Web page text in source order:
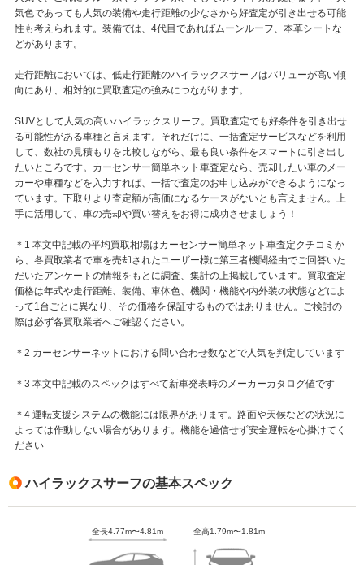
気色であっても人気の装備や走行距離の少なさから好査定が引き出せる可能
性も考えられます。装備では、4代目であればムーンルーフ、本革シートな
どがあります。
走行距離においては、低走行距離のハイラックスサーフはバリューが高い傾
向にあり、相対的に買取査定の強みにつながります。
SUVとして人気の高いハイラックスサーフ。買取査定でも好条件を引き出せ
る可能性がある車種と言えます。それだけに、一括査定サービスなどを利用
して、数社の見積もりを比較しながら、最も良い条件をスマートに引き出し
たいところです。カーセンサー簡単ネット車査定なら、売却したい車のメー
カーや車種などを入力すれば、一括で査定のお申し込みができるようになっ
ています。下取りより査定額が高価になるケースがないとも言えません。上
手に活用して、車の売却や買い替えをお得に成功させましょう！
＊1 本文中記載の平均買取相場はカーセンサー簡単ネット車査定クチコミか
ら、各買取業者で車を売却されたユーザー様に第三者機関経由でご回答いた
だいたアンケートの情報をもとに調査、集計の上掲載しています。買取査定
価格は年式や走行距離、装備、車体色、機関・機能や内外装の状態などによ
って1台ごとに異なり、その価格を保証するものではありません。ご検討の
際は必ず各買取業者へご確認ください。
＊2 カーセンサーネットにおける問い合わせ数などで人気を判定しています
＊3 本文中記載のスペックはすべて新車発表時のメーカーカタログ値です
＊4 運転支援システムの機能には限界があります。路面や天候などの状況に
よっては作動しない場合があります。機能を過信せず安全運転を心掛けてく
ださい
ハイラックスサーフの基本スペック
全長4.77m〜4.81m 全高1.79m〜1.81m